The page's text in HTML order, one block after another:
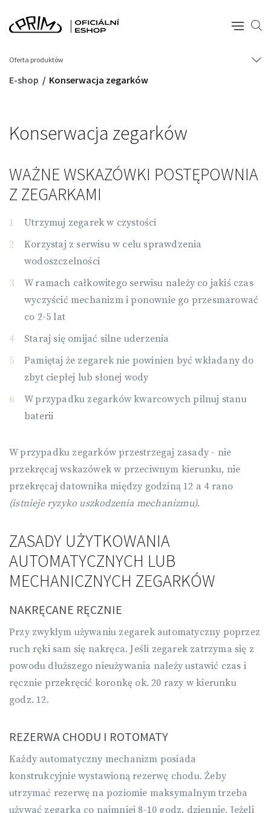
Oferta produktów
E-shop Konserwacja zegarków
Konserwacja zegarków
WAŻNE WSKAZÓWKI POSTĘPOWNIA
Z ZEGARKAMI
Utrzymuj zegarek w czystości
Korzystaj z serwisu w celu sprawdzenia
wodoszczelności
W ramach całkowitego serwisu należy co jakiś czas
wyczyścić mechanizm i ponownie go przesmarować
co 2-5 lat
Staraj się omijać silne uderzenia
Pamiętaj że zegarek nie powinien być wkładany do
zbyt ciepłej lub słonej wody
W przypadku zegarków kwarcowych pilnuj stanu
baterii
W przypadku zegarków przestrzegaj zasady - nie
przekręcaj wskazówek w przeciwnym kierunku, nie
przekręcaj datownika między godziną 12 a 4 rano
(istnieje ryzyko uszkodzenia mechanizmu).
ZASADY UŻYTKOWANIA
AUTOMATYCZNYCH LUB
MECHANICZNYCH ZEGARKÓW
NAKRĘCANE RĘCZNIE
Przy zwykłym używaniu zegarek automatyczny poprzez
ruch ręki sam się nakręca. Jeśli zegarek zatrzyma się z
powodu dłuższego nieużywania należy ustawić czas i
ręcznie przekręcić koronkę ok. 20 razy w kierunku
godz. 12.
REZERWA CHODU I ROTOMATY
Każdy automatyczny mechanizm posiada
konstrukcyjnie wystawioną rezerwę chodu. Żeby
utrzymać rezerwę na poziomie maksymalnym trzeba
używać zegarka co najmniej 8-10 godz. dziennie. Jeżeli